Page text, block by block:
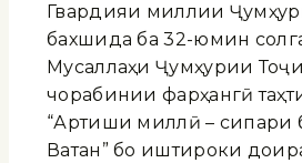
Гвардияи миллии
бахшида ба 32-юмин
Мусаллаҳи Ҷумҳурии
чорабинии фарҳангӣ
“Артиши миллӣ – сипари
Ватан” бо иштироки